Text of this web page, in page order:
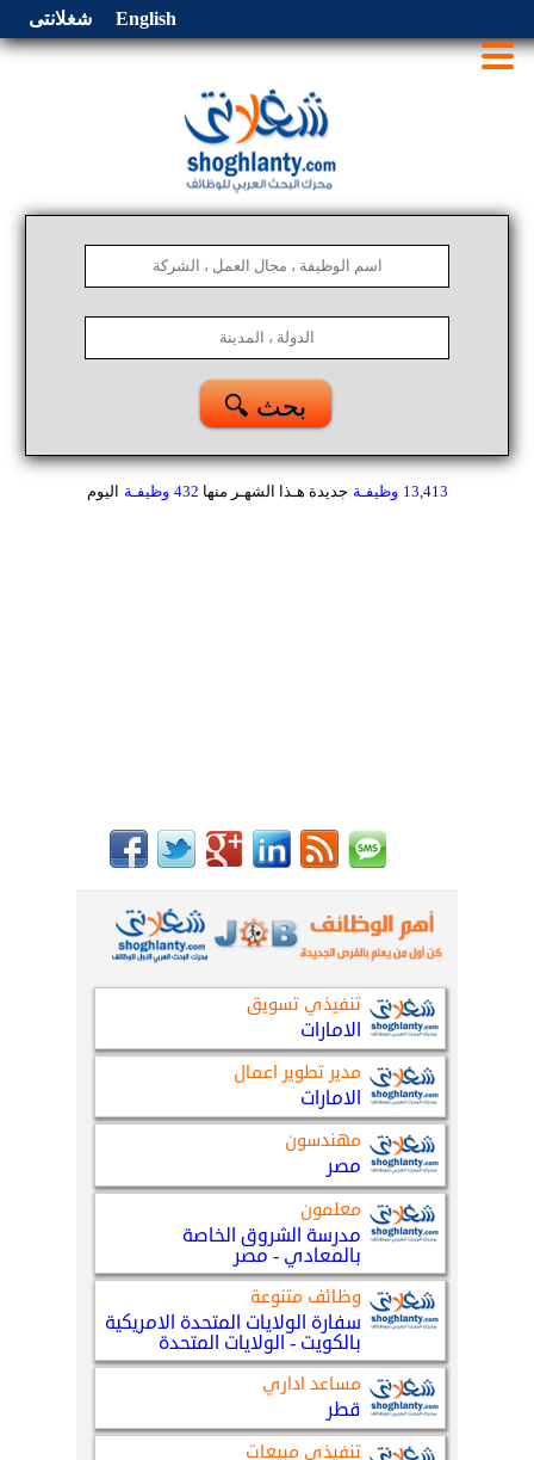
شغلانتى English
🔍 بحث
13,413 وظيفـة جديدة هـذا الشهـر منها 432 وظيفـة اليوم